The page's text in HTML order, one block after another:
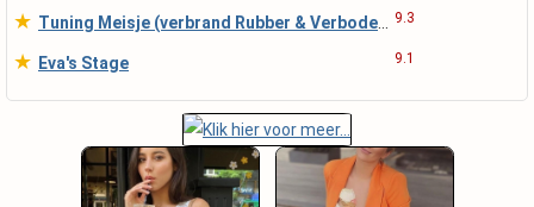
★ Tuning Meisje (verbrand Rubber & Verboden Vrucht) 9.3
★ Eva's Stage 9.1